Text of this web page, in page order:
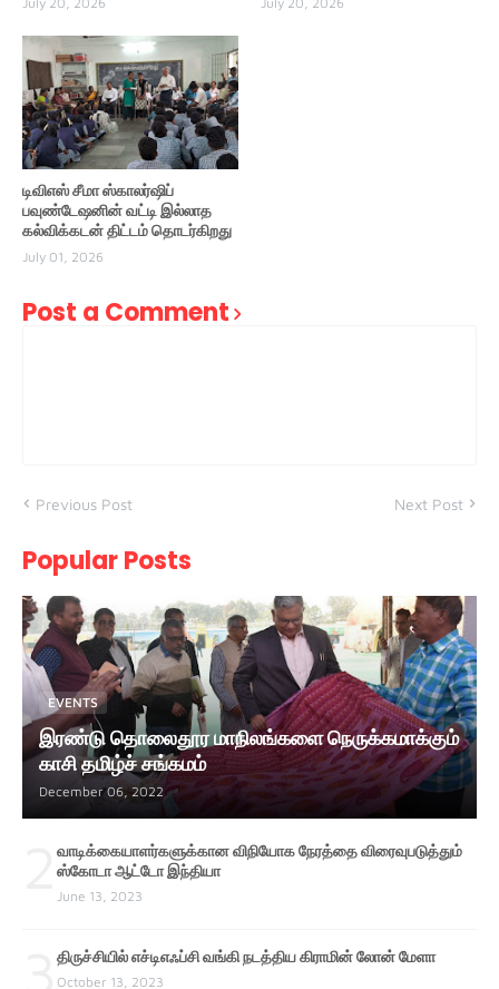
டிவிஎஸ் சீமா ஸ்காலர்ஷிப்
பவுண்டேஷனின் வட்டி இல்லாத
கல்விக்கடன் திட்டம் தொடர்கிறது
July 01, 2026
Post a Comment
Previous Post Next Post
Popular Posts
EVENTS
இரண்டு தொலைதூர மாநிலங்களை நெருக்கமாக்கும்
காசி தமிழ்ச் சங்கமம்
December 06, 2022
வாடிக்கையாளர்களுக்கான விநியோக நேரத்தை விரைவுபடுத்தும்
ஸ்கோடா ஆட்டோ இந்தியா
June 13, 2023
திருச்சியில் எச்டிஎஃப்சி வங்கி நடத்திய கிராமின் லோன் மேளா
October 13, 2023